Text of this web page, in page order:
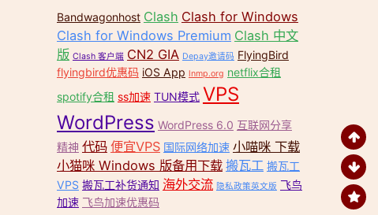
Bandwagonhost Clash Clash for Windows
Clash for Windows Premium Clash 中文
版 Clash 客户端 CN2 GIA Depay邀请码 FlyingBird
flyingbird优惠码 iOS App lnmp.org netflix合租
spotify合租 ss加速 TUN模式 VPS
WordPress WordPress 6.0 互联网分享
精神 代码 便宜VPS 国际网络加速 小喵咪 下载
小猫咪 Windows 版备用下载 搬瓦工 搬瓦工
VPS 搬瓦工补货通知 海外交流 隐私政策英文版 飞鸟
加速 飞鸟加速优惠码